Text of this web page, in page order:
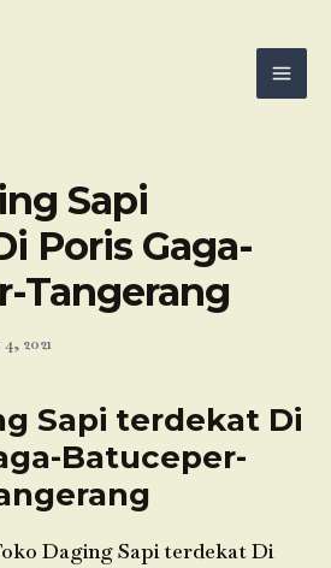
Sapi
Poris Gaga-
Tangerang
2021
Sapi terdekat Di
Batuceper-
Daging Sapi terdekat Di